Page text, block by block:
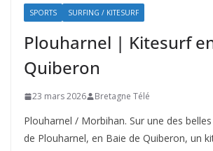
SPORTS SURFING / KITESURF
Plouharnel | Kitesurf
Quiberon
23 mars 2026 Bretagne Télé
Plouharnel / Morbihan. Sur une des
de Plouharnel, en Baie de Quiberon, un